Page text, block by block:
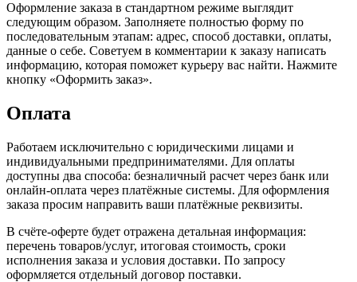
Оформление заказа в стандартном режиме выглядит
следующим образом. Заполняете полностью форму по
последовательным этапам: адрес, способ доставки, оплаты,
данные о себе. Советуем в комментарии к заказу написать
информацию, которая поможет курьеру вас найти. Нажмите
кнопку «Оформить заказ».
Оплата
Работаем исключительно с юридическими лицами и
индивидуальными предпринимателями. Для оплаты
доступны два способа: безналичный расчет через банк или
онлайн-оплата через платёжные системы. Для оформления
заказа просим направить ваши платёжные реквизиты.
В счёте-оферте будет отражена детальная информация:
перечень товаров/услуг, итоговая стоимость, сроки
исполнения заказа и условия доставки. По запросу
оформляется отдельный договор поставки.